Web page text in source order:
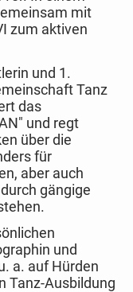
mit
zum aktiven
und 1.
Tanz
das
und regt
über die
für
aber auch
gängige
und
a. auf Hürden
Tanz-Ausbildung